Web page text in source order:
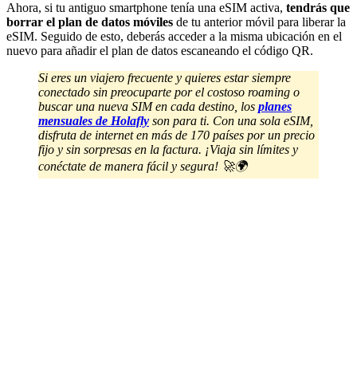
Ahora, si tu antiguo smartphone tenía una eSIM activa, tendrás que
borrar el plan de datos móviles de tu anterior móvil para liberar la
eSIM. Seguido de esto, deberás acceder a la misma ubicación en el
nuevo para añadir el plan de datos escaneando el código QR.
Si eres un viajero frecuente y quieres estar siempre
conectado sin preocuparte por el costoso roaming o
buscar una nueva SIM en cada destino, los planes
mensuales de Holafly son para ti. Con una sola eSIM,
disfruta de internet en más de 170 países por un precio
fijo y sin sorpresas en la factura. ¡Viaja sin límites y
conéctate de manera fácil y segura! 🚀🌍